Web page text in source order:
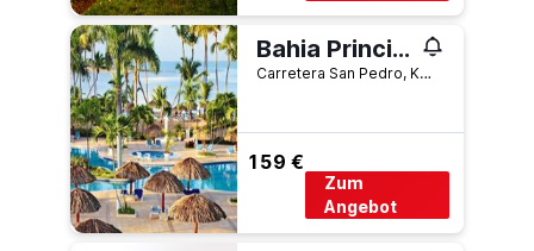
Bahia Principe Grand La Romana
Carretera San Pedro, Km. 12., La Romana, Dominikanische Republik
159 €
Zum
Angebot